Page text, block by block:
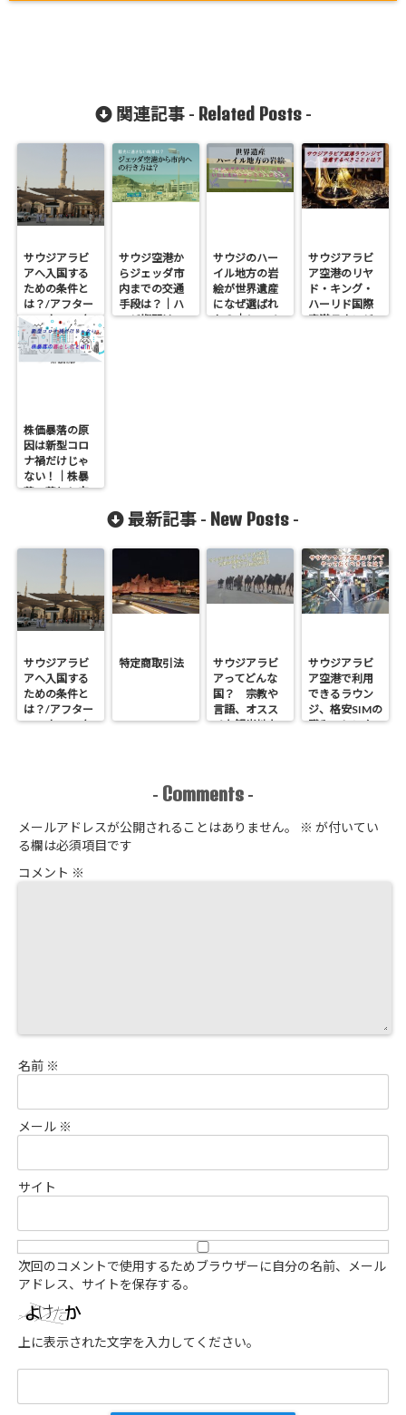
関連記事 - Related Posts-
サウジアラビ
アへ入国する
ための条件と
は？/アフター
コロナ2022年
サウジ空港か
らジェッダ市
内までの交通
手段は？｜ハ
ッジ期間は、
サウジのハー
イル地方の岩
絵が世界遺産
になぜ選ばれ
た？｜シュメ
サウジアラビ
ア空港のリヤ
ド・キング・
ハーリド国際
空港ラウンジ
株価暴落の原
因は新型コロ
ナ禍だけじゃ
ない！｜株暴
落の落とし穴
最新記事 - New Posts -
サウジアラビ
アへ入国する
ための条件と
は？/アフター
コロナ2022年
特定商取引法
サウジアラビ
アってどんな
国？ 宗教や
言語、オスス
メな観光地な
サウジアラビ
ア空港で利用
できるラウン
ジ、格安SIMの
購入、レンタ
- Comments -
メールアドレスが公開されることはありません。 ※ が付いてい
る欄は必須項目です
コメント ※
名前 ※
メール ※
サイト
次回のコメントで使用するためブラウザーに自分の名前、メール
アドレス、サイトを保存する。
上に表示された文字を入力してください。